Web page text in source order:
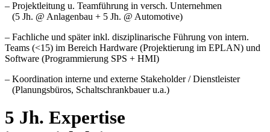
– Projektleitung u. Teamführung in versch. Unternehmen
(5 Jh. @ Anlagenbau + 5 Jh. @ Automotive)
– Fachliche und später inkl. disziplinarische Führung von intern.
Teams (<15) im Bereich Hardware (Projektierung im EPLAN) und
Software (Programmierung SPS + HMI)
– Koordination interne und externe Stakeholder / Dienstleister
(Planungsbüros, Schaltschrankbauer u.a.)
5 Jh. Expertise